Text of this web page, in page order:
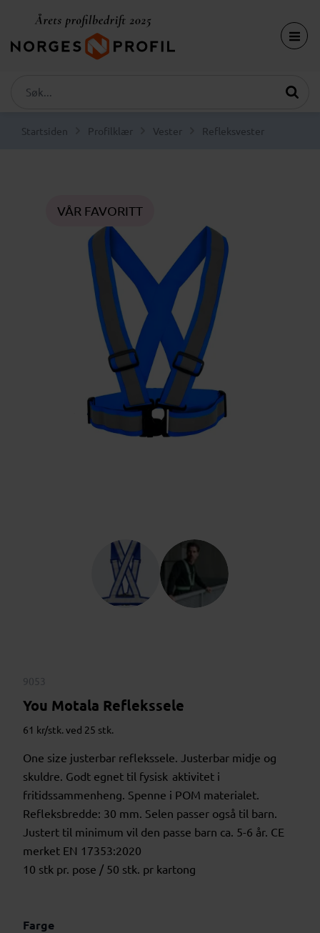
Startsiden Profilklær Vester Refleksvester
VÅR FAVORITT
9053
You Motala Reflekssele
61 kr/stk. ved 25 stk.
One size justerbar reflekssele. Justerbar midje og
skuldre. Godt egnet til fysisk aktivitet i
fritidssammenheng. Spenne i POM materialet.
Refleksbredde: 30 mm. Selen passer også til barn.
Justert til minimum vil den passe barn ca. 5-6 år. CE
merket EN 17353:2020
10 stk pr. pose / 50 stk. pr kartong
Farge